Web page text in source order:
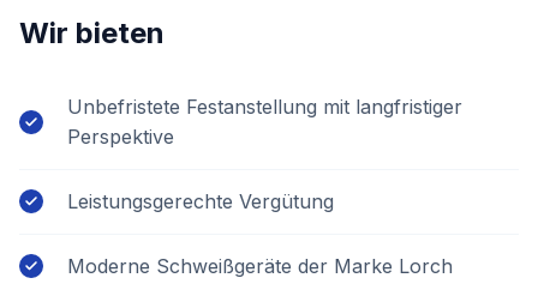
Wir bieten
Unbefristete Festanstellung mit langfristiger
Perspektive
Leistungsgerechte Vergütung
Moderne Schweißgeräte der Marke Lorch